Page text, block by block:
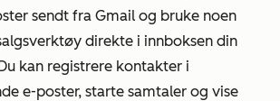
sendt fra Gmail og bruke noen
direkte i innboksen din
kan registrere kontakter i
e-poster, starte samtaler og vise